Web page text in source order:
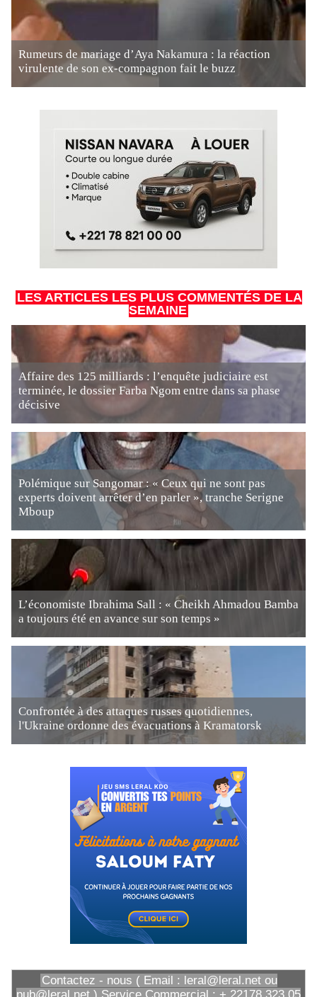
Rumeurs de mariage d’Aya Nakamura : la réaction
virulente de son ex-compagnon fait le buzz
LES ARTICLES LES PLUS COMMENTÉS DE LA
SEMAINE
Affaire des 125 milliards : l’enquête judiciaire est
terminée, le dossier Farba Ngom entre dans sa phase
décisive
Polémique sur Sangomar : « Ceux qui ne sont pas
experts doivent arrêter d’en parler », tranche Serigne
Mboup
L’économiste Ibrahima Sall : « Cheikh Ahmadou Bamba
a toujours été en avance sur son temps »
Confrontée à des attaques russes quotidiennes,
l'Ukraine ordonne des évacuations à Kramatorsk
Contactez - nous ( Email : leral@leral.net ou